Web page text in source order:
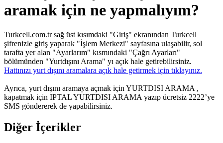
aramak için ne yapmalıyım?
Turkcell.com.tr sağ üst kısımdaki "Giriş" ekranından Turkcell
şifrenizle giriş yaparak "İşlem Merkezi" sayfasına ulaşabilir, sol
tarafta yer alan "Ayarlarım" kısmındaki "Çağrı Ayarları"
bölümünden "Yurtdışını Arama" yı açık hale getirebilirsiniz.
Hattınızı yurt dışını aramalara açık hale getirmek için tıklayınız.​
Ayrıca, yurt dışını aramaya açmak için YURTDISI ARAMA ,
kapatmak için IPTAL YURTDISI ARAMA yazıp ücretsiz 2222’ye
SMS göndererek de yapabilirsiniz. ​
Diğer İçerikler